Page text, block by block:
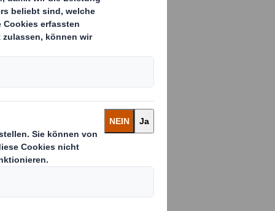
Verkauf des
von
letzten 12
deren
wird. Wir